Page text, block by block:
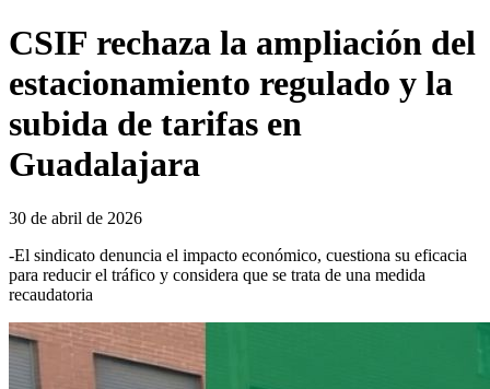
CSIF rechaza la ampliación del
estacionamiento regulado y la
subida de tarifas en
Guadalajara
30 de abril de 2026
-El sindicato denuncia el impacto económico, cuestiona su eficacia
para reducir el tráfico y considera que se trata de una medida
recaudatoria